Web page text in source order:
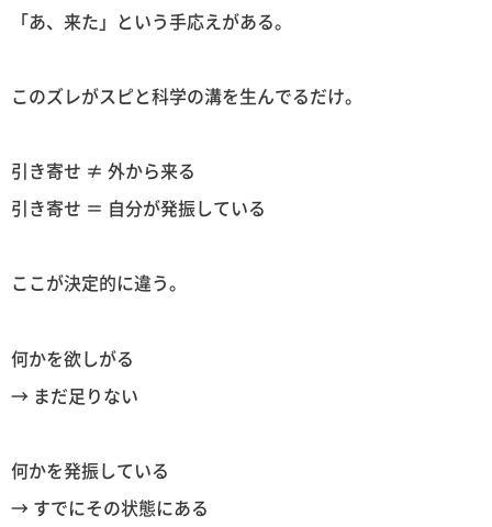
「あ、来た」という手応えがある。
このズレがスピと科学の溝を生んでるだけ。
引き寄せ ≠ 外から来る
引き寄せ ＝ 自分が発振している
ここが決定的に違う。
何かを欲しがる
→ まだ足りない
何かを発振している
→ すでにその状態にある